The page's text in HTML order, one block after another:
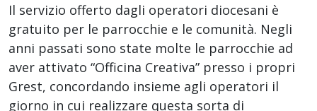
Il servizio offerto dagli operatori diocesani è
gratuito per le parrocchie e le comunità. Negli
anni passati sono state molte le parrocchie ad
aver attivato “Officina Creativa” presso i propri
Grest, concordando insieme agli operatori il
giorno in cui realizzare questa sorta di